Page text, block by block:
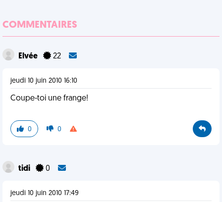
COMMENTAIRES
Elvée 22
jeudi 10 juin 2010 16:10
Coupe-toi une frange!
0 0
tidi 0
jeudi 10 juin 2010 17:49